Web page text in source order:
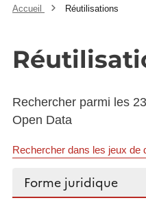
Accueil Réutilisations
Rechercher parmi les
Open Data
Rechercher dans les jeux de
Rechercher...